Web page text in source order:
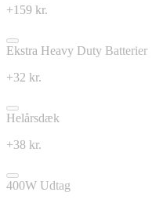
+159 kr.
Ekstra Heavy Duty Batterier
+32 kr.
Helårsdæk
+38 kr.
400W Udtag